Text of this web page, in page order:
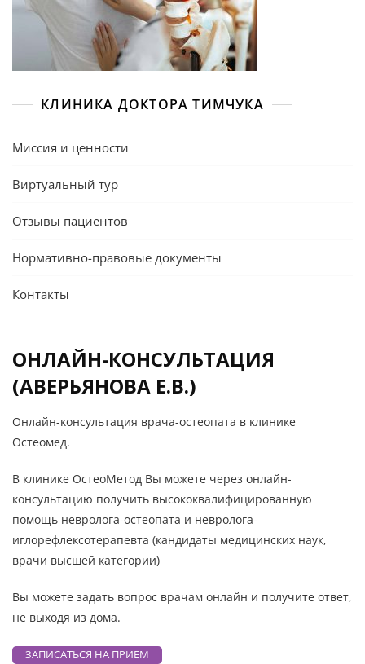
КЛИНИКА ДОКТОРА ТИМЧУКА
Миссия и ценности
Виртуальный тур
Отзывы пациентов
Нормативно-правовые документы
Контакты
ОНЛАЙН-КОНСУЛЬТАЦИЯ
(АВЕРЬЯНОВА Е.В.)
Онлайн-консультация врача-остеопата в клинике
Остеомед.
В клинике ОстеоМетод Вы можете через онлайн-
консультацию получить высококвалифицированную
помощь невролога-остеопата и невролога-
иглорефлексотерапевта (кандидаты медицинских наук,
врачи высшей категории)
Вы можете задать вопрос врачам онлайн и получите ответ,
не выходя из дома.
ЗАПИСАТЬСЯ НА ПРИЕМ